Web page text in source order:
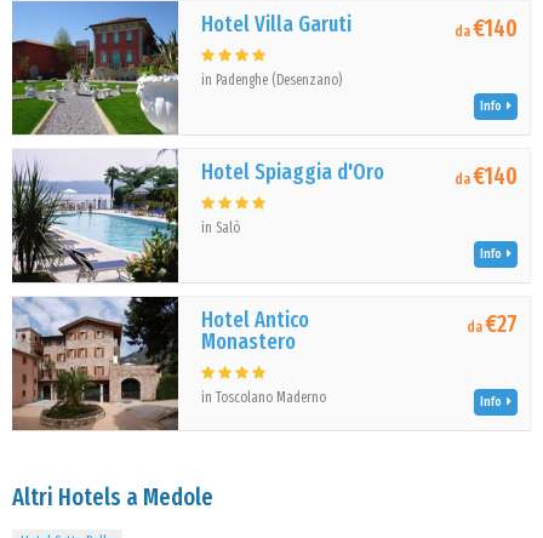
Hotel Villa Garuti
in Padenghe (Desenzano)
da€140
Info
Hotel Spiaggia d'Oro
in Salò
da€140
Info
Hotel Antico
Monastero
in Toscolano Maderno
da€27
Info
Altri Hotels a Medole